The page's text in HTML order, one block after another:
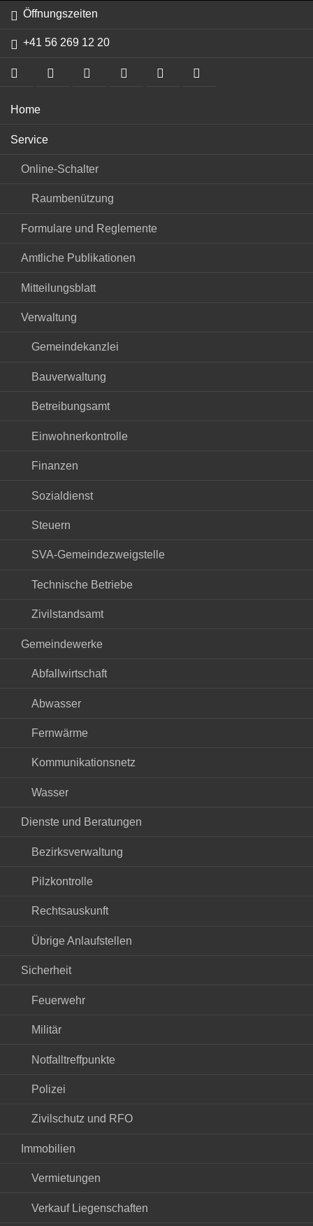
Öffnungszeiten
+41 56 269 12 20
Navigation
Home
Service
Online-Schalter
Raumbenützung
Formulare und Reglemente
Amtliche Publikationen
Mitteilungsblatt
Verwaltung
Gemeindekanzlei
Bauverwaltung
Betreibungsamt
Einwohnerkontrolle
Finanzen
Sozialdienst
Steuern
SVA-Gemeindezweigstelle
Technische Betriebe
Zivilstandsamt
Gemeindewerke
Abfallwirtschaft
Abwasser
Fernwärme
Kommunikationsnetz
Wasser
Dienste und Beratungen
Bezirksverwaltung
Pilzkontrolle
Rechtsauskunft
Übrige Anlaufstellen
Sicherheit
Feuerwehr
Militär
Notfalltreffpunkte
Polizei
Zivilschutz und RFO
Immobilien
Vermietungen
Verkauf Liegenschaften